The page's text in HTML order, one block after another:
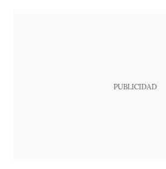
PUBLICIDAD